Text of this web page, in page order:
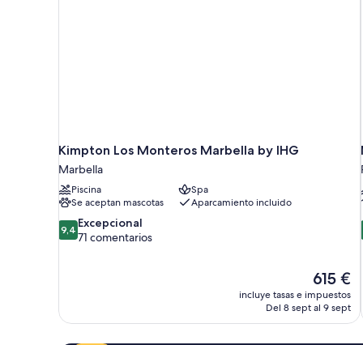
Kimpton Los Monteros Marbella by IHG
Marbella
Piscina
Spa
Se aceptan mascotas
Aparcamiento incluido
9.4
sobre
9,4 Excepcional
71 comentarios
El
precio
actual
615 €
incluye tasas e impuestos
Del 8 sept al 9 sept